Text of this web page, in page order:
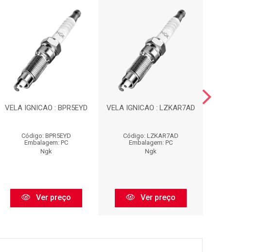
VELA IGNICAO : BPR5EYD
Código: BPR5EYD
Embalagem: PC
Ngk
Ver preço
VELA IGNICAO : LZKAR7AD
Código: LZKAR7AD
Embalagem: PC
Ngk
Ver preço